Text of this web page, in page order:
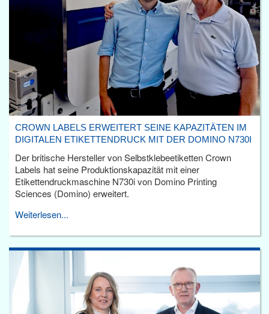
CROWN LABELS ERWEITERT SEINE KAPAZITÄTEN IM
DIGITALEN ETIKETTENDRUCK MIT DER DOMINO N730I
Der britische Hersteller von Selbstklebeetiketten Crown
Labels hat seine Produktionskapazität mit einer
Etikettendruckmaschine N730i von Domino Printing
Sciences (Domino) erweitert.
Weiterlesen...